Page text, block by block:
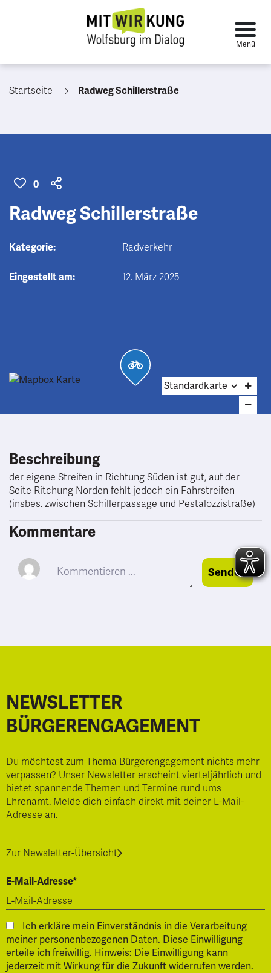
Startseite Radweg Schillerstraße
0
Radweg Schillerstraße
Kategorie: Radverkehr
Eingestellt am: 12. März 2025
Beschreibung
der eigene Streifen in Richtung Süden ist gut, auf der
Seite Ritchung Norden fehlt jedoch ein Fahrstreifen
(insbes. zwischen Schillerpassage und Pestalozzistraße)
Kommentare
Senden
NEWSLETTER
BÜRGERENGAGEMENT
Du möchtest zum Thema Bürgerengagement nichts mehr
verpassen? Unser Newsletter erscheint vierteljährlich und
bietet spannende Themen und Termine rund ums
Ehrenamt. Melde dich einfach direkt mit deiner E-Mail-
Adresse an.
Zur Newsletter-Übersicht
E-Mail-Adresse*
Ich erkläre mein Einverständnis in die Verarbeitung
meiner personenbezogenen Daten. Diese Einwilligung
erteile ich freiwillig. Hinweis: Die Einwilligung kann
jederzeit mit Wirkung für die Zukunft widerrufen werden.